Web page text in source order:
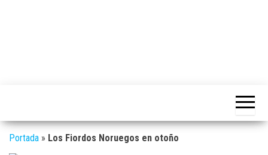
Portada » Los Fiordos Noruegos en otoño